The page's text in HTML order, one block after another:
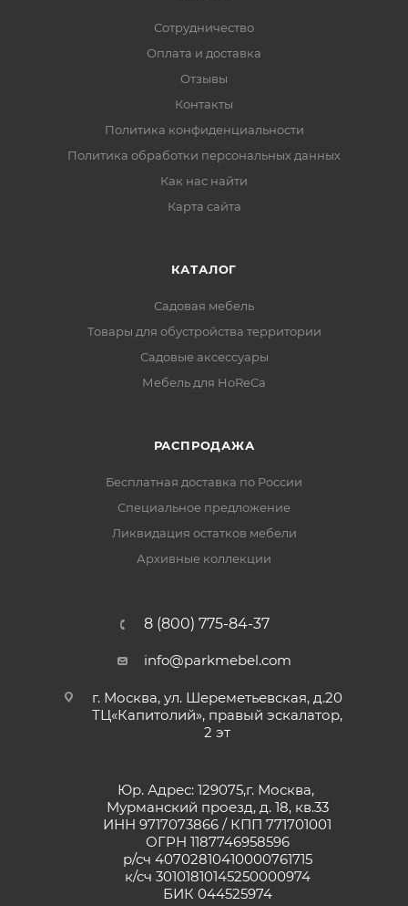
Сотрудничество
Оплата и доставка
Отзывы
Контакты
Политика конфиденциальности
Политика обработки персональных данных
Как нас найти
Карта сайта
КАТАЛОГ
Садовая мебель
Товары для обустройства территории
Садовые аксессуары
Мебель для HoReCa
РАСПРОДАЖА
Бесплатная доставка по России
Специальное предложение
Ликвидация остатков мебели
Архивные коллекции
8 (800) 775-84-37
info@parkmebel.com
г. Москва, ул. Шереметьевская, д.20
ТЦ«Капитолий», правый эскалатор,
2 эт
Юр. Адрес: 129075,г. Москва,
Мурманский проезд, д. 18, кв.33
ИНН 9717073866 / КПП 771701001
ОГРН 1187746958596
р/сч 40702810410000761715
к/сч 30101810145250000974
БИК 044525974